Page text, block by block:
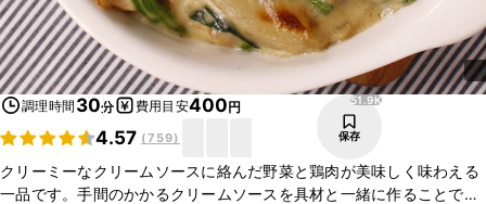
調理時間 30分 費用目安400円
4.57 (759)
51.9K
保存
クリーミーなクリームソースに絡んだ野菜と鶏肉が美味しく味わえる
一品です。手間のかかるクリームソースを具材と一緒に作ることで時